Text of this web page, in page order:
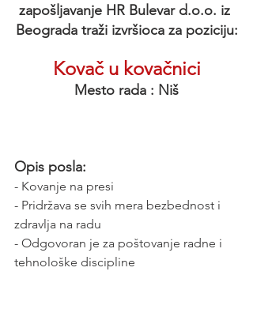
zapošljavanje HR Bulevar d.o.o. iz
Beograda traži izvršioca za poziciju:
Kovač u kovačnici
Mesto rada : Niš
Opis posla:
- Kovanje na presi
- Pridržava se svih mera bezbednost i
zdravlja na radu
- Odgovoran je za poštovanje radne i
tehnološke discipline